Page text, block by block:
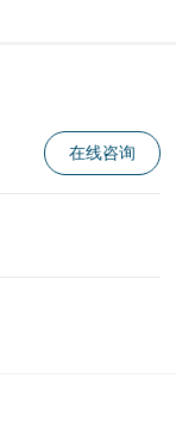
在线咨询